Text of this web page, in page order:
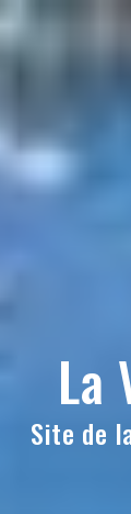
Skip
to
La
Site de